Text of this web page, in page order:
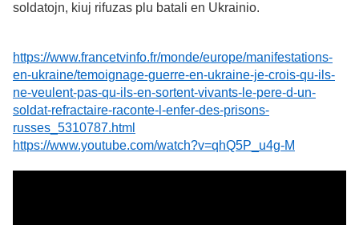
soldatojn, kiuj rifuzas plu batali en Ukrainio.
https://www.francetvinfo.fr/monde/europe/manifestations-
en-ukraine/temoignage-guerre-en-ukraine-je-crois-qu-ils-
ne-veulent-pas-qu-ils-en-sortent-vivants-le-pere-d-un-
soldat-refractaire-raconte-l-enfer-des-prisons-
russes_5310787.html
https://www.youtube.com/watch?v=qhQ5P_u4g-M